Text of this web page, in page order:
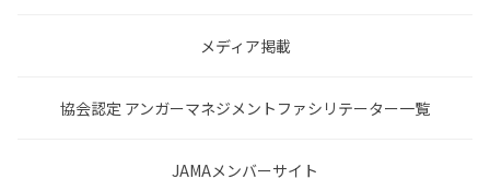
メディア掲載
協会認定 アンガーマネジメントファシリテーター一覧
JAMAメンバーサイト